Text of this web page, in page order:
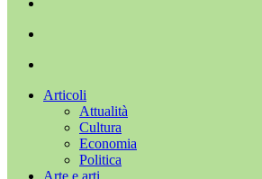
Menu
cerca
Menu
Articoli
Attualità
Cultura
Economia
Politica
Arte e arti